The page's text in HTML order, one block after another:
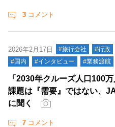
3 コメント
2026年2月17日 #旅行会社 #行政
#国内
#インタビュー #業務渡航
「2030年クルーズ人口100
課題は『需要』ではない、
に聞く
7 コメント